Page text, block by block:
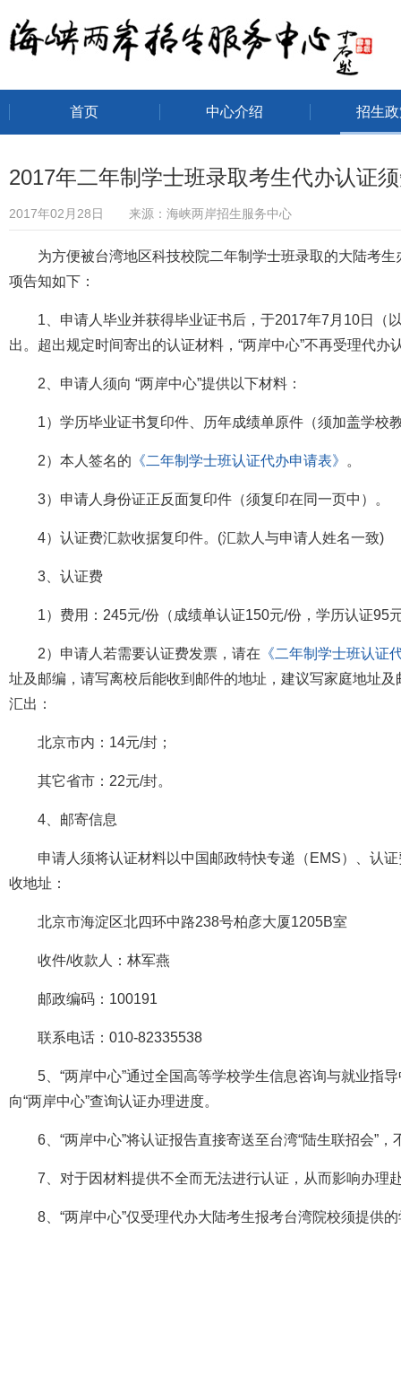
海峡两岸招生服务中心
首页 中心介绍 招生
2017年二年制学士班录取考生代办认证
2017年02月28日 来源：海峡两岸招生服务中心
为方便被台湾地区科技校院二年制学士班录取的大陆考
项告知如下：
1、申请人毕业并获得毕业证书后，于2017年7月10日（
出。超出规定时间寄出的认证材料，“两岸中心”不再受理代办
2、申请人须向 “两岸中心”提供以下材料：
1）学历毕业证书复印件、历年成绩单原件（须加盖学校
2）本人签名的 《二年制学士班认证代办申请表》 。
3）申请人身份证正反面复印件（须复印在同一页中）。
4）认证费汇款收据复印件。(汇款人与申请人姓名一致)
3、认证费
1）费用：245元/份（成绩单认证150元/份，学历认证95
2）申请人若需要认证费发票，请在 《二年制学士班认证
址及邮编，请写离校后能收到邮件的地址，建议写家庭地址
汇出：
北京市内：14元/封；
其它省市：22元/封。
4、邮寄信息
申请人须将认证材料以中国邮政特快专递（EMS）、认
收地址：
北京市海淀区北四环中路238号柏彦大厦1205B室
收件/收款人：林军燕
邮政编码：100191
联系电话：010-82335538
5、“两岸中心”通过全国高等学校学生信息咨询与就业指
向“两岸中心”查询认证办理进度。
6、“两岸中心”将认证报告直接寄送至台湾“陆生联招会”
7、对于因材料提供不全而无法进行认证，从而影响办理
8、“两岸中心”仅受理代办大陆考生报考台湾院校须提供